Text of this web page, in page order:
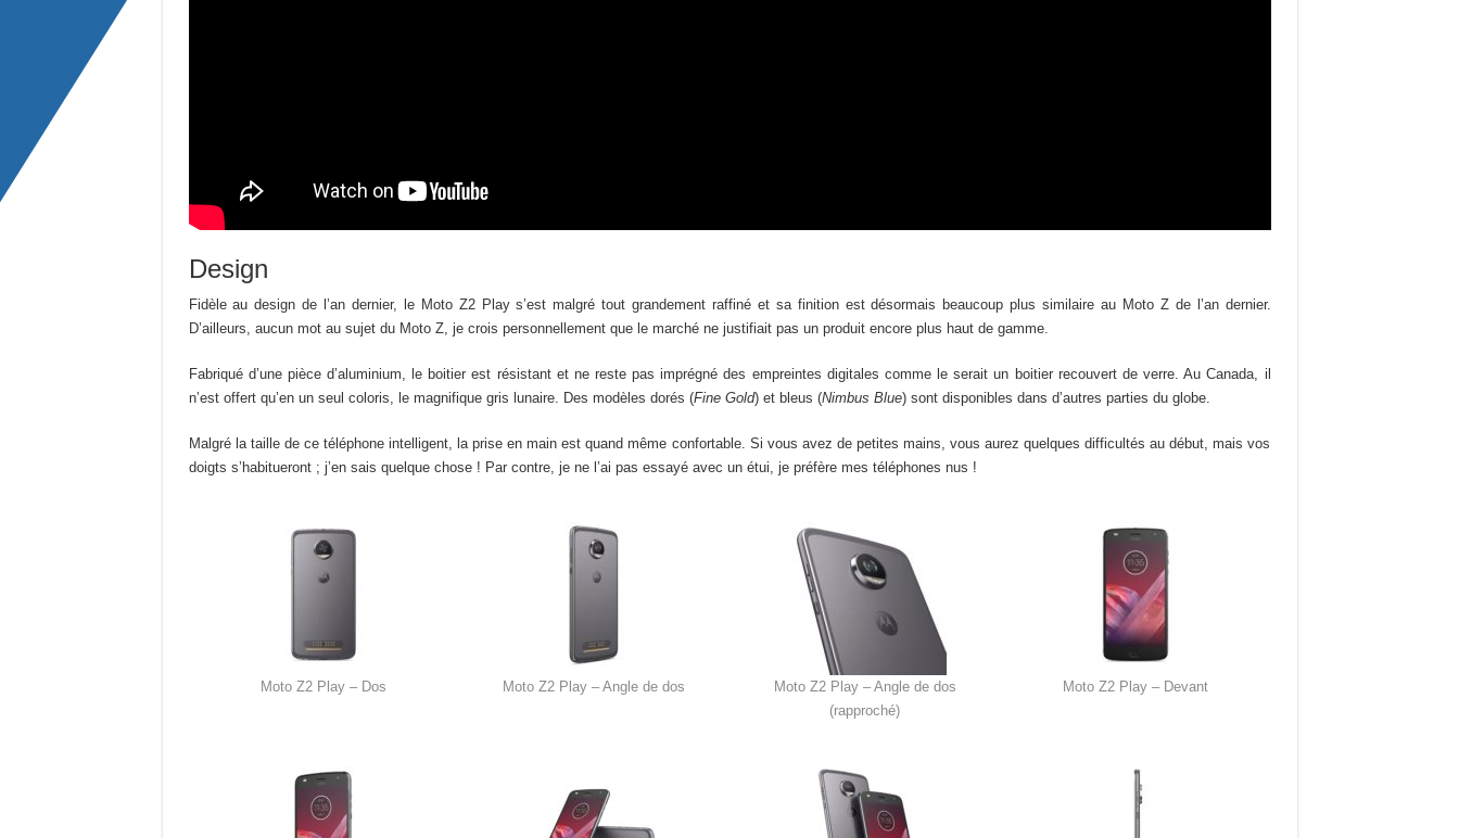
Design
Fidèle au design de l’an dernier, le Moto Z2 Play s’est malgré tout grandement raffiné et sa finition est désormais beaucoup plus similaire au Moto Z de l’an dernier.
D’ailleurs, aucun mot au sujet du Moto Z, je crois personnellement que le marché ne justifiait pas un produit encore plus haut de gamme.
Fabriqué d’une pièce d’aluminium, le boitier est résistant et ne reste pas imprégné des empreintes digitales comme le serait un boitier recouvert de verre. Au Canada, il
n’est offert qu’en un seul coloris, le magnifique gris lunaire. Des modèles dorés (Fine Gold) et bleus (Nimbus Blue) sont disponibles dans d’autres parties du globe.
Malgré la taille de ce téléphone intelligent, la prise en main est quand même confortable. Si vous avez de petites mains, vous aurez quelques difficultés au début, mais vos
doigts s’habitueront ; j’en sais quelque chose ! Par contre, je ne l’ai pas essayé avec un étui, je préfère mes téléphones nus !
Moto Z2 Play – Dos Moto Z2 Play – Angle de dos
Moto Z2 Play – Angle de dos
(rapproché)
Moto Z2 Play – Devant